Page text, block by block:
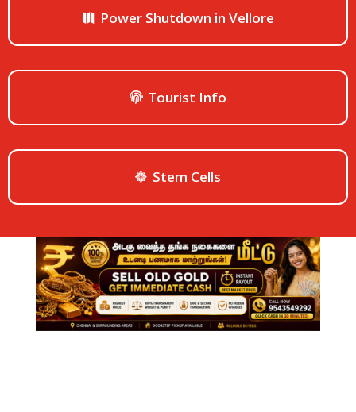
Power Shutdown in Vellore
Tourist Info
Stem Cells